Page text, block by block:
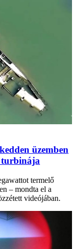
üzemben
turbinája
termelő
– mondta el a
videójában.